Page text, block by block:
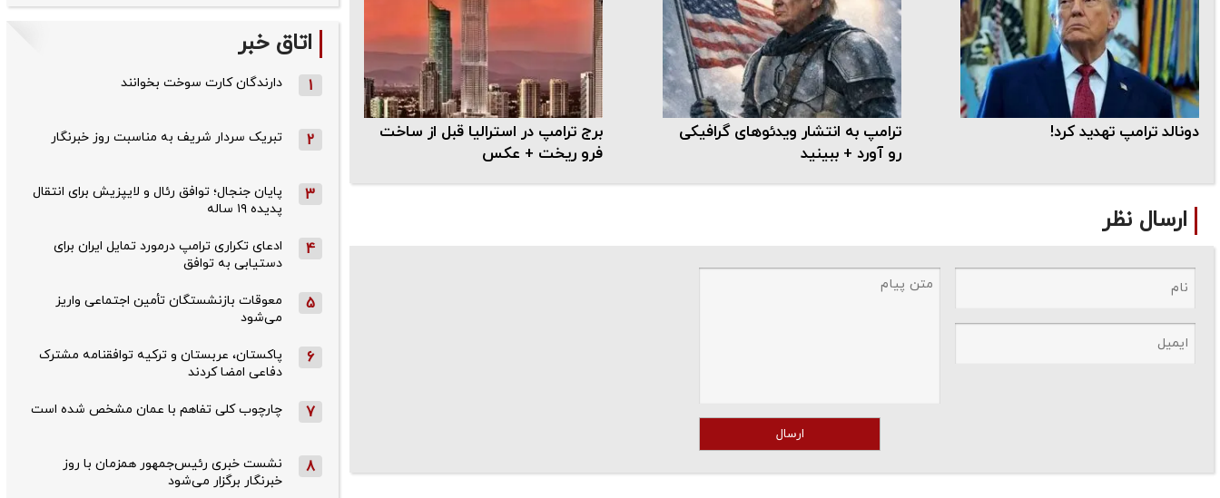
دونالد ترامپ تهدید کرد!
ترامپ به انتشار ویدئوهای گرافیکی
رو آورد + ببینید
برج ترامپ در استرالیا قبل از ساخت
فرو ریخت + عکس
ارسال نظر
ارسال
اتاق خبر
1 دارندگان کارت سوخت بخوانند
2 تبریک سردار شریف به مناسبت روز خبرنگار
3
پایان جنجال؛ توافق رئال و لایپزیش برای انتقال
پدیده ۱۹ ساله
4
ادعای تکراری ترامپ درمورد تمایل ایران برای
دستیابی به توافق
5
معوقات بازنشستگان تأمین اجتماعی واریز
می‌شود
6
پاکستان، عربستان و ترکیه توافقنامه مشترک
دفاعی امضا کردند
7 چارچوب کلی تفاهم با عمان مشخص شده است
8
نشست خبری رئیس‌جمهور همزمان با روز
خبرنگار برگزار می‌شود